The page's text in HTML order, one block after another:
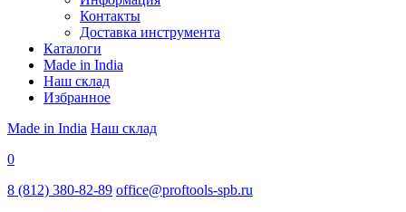
Контакты
Доставка инструмента
Каталоги
Made in India
Наш склад
Избранное
Made in India Наш склад
0
8 (812) 380-82-89 office@proftools-spb.ru